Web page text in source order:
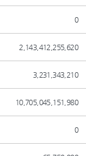
0
2,143,412,255,620
3,231,343,210
10,705,045,151,980
0